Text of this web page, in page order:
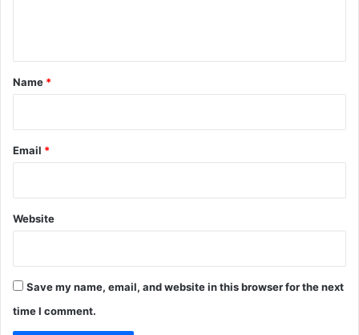
*
Name *
Email *
Website
Save my name, email, and website in this browser for the next
time I comment.